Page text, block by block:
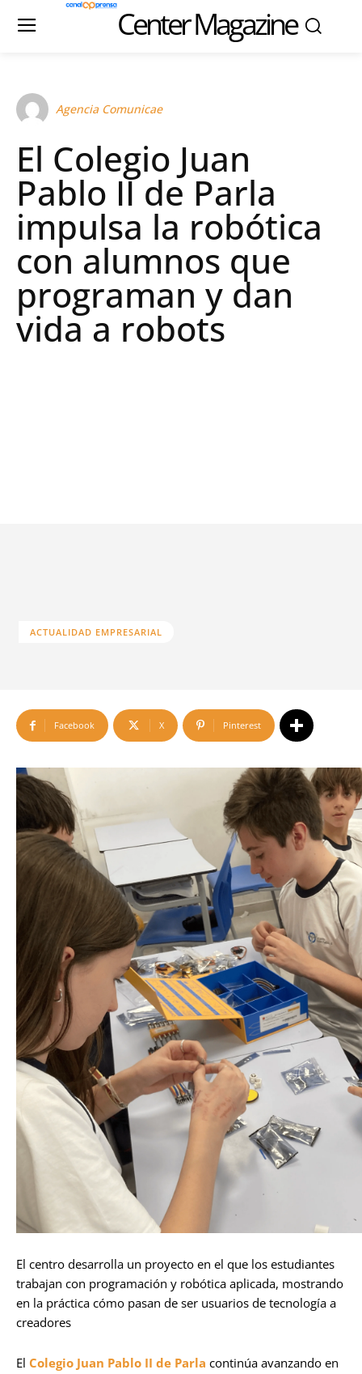
Center Magazine
Agencia Comunicae
El Colegio Juan
Pablo II de Parla
impulsa la robótica
con alumnos que
programan y dan
vida a robots
ACTUALIDAD EMPRESARIAL
Facebook X Pinterest
El centro desarrolla un proyecto en el que los estudiantes
trabajan con programación y robótica aplicada, mostrando
en la práctica cómo pasan de ser usuarios de tecnología a
creadores
El Colegio Juan Pablo II de Parla continúa avanzando en